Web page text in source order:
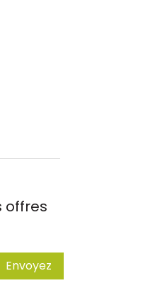
offres
Envoyez